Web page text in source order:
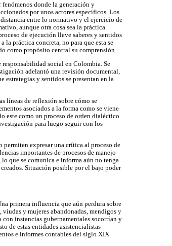
fenómenos donde la generación y
por unos actores específicos. Los
entre lo normativo y el ejercicio de
aunque otra cosa sea la práctica
de ejecución lleve saberes y sentidos
la práctica concreta, no para que esta se
como propósito central su comprensión.
responsabilidad social en Colombia. Se
adelantó una revisión documental,
y sentidos se presentan en la
líneas de reflexión sobre cómo se
asociados a la forma como se viene
este como un proceso de orden dialéctico
para luego seguir con los
expresar una crítica al proceso de
importantes de procesos de manejo
que se comunica e informa aún no tenga
Situación posible por el bajo poder
primera influencia que aún perdura sobre
y mujeres abandonadas, mendigos y
con instancias gubernamentales socorrían y
de estas entidades asistencialistas
e informes contables del siglo XIX